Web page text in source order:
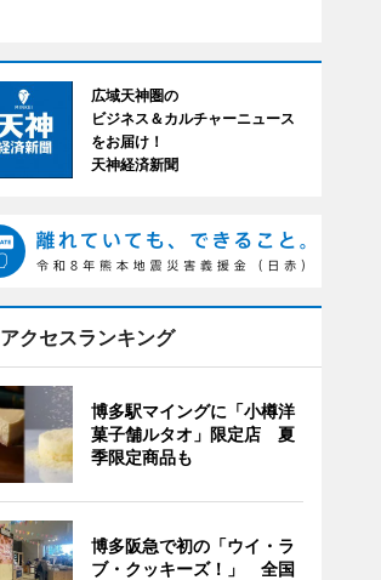
広域天神圏の
ビジネス＆カルチャーニュース
をお届け！
天神経済新聞
アクセスランキング
博多駅マイングに「小樽洋
菓子舗ルタオ」限定店 夏
季限定商品も
博多阪急で初の「ウイ・ラ
ブ・クッキーズ！」 全国